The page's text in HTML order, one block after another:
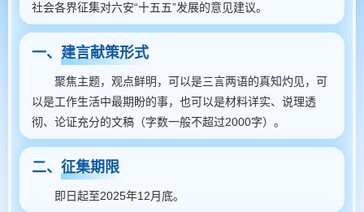
社会各界征集对六安“十五五”发展的意见建议。
一、建言献策形式
聚焦主题，观点鲜明，可以是三言两语的真知灼见，可
以是工作生活中最期盼的事，也可以是材料详实、说理透
彻、论证充分的文稿（字数一般不超过2000字）。
二、征集期限
即日起至2025年12月底。